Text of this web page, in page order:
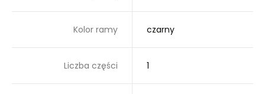
Kolor ramy czarny
Liczba części 1